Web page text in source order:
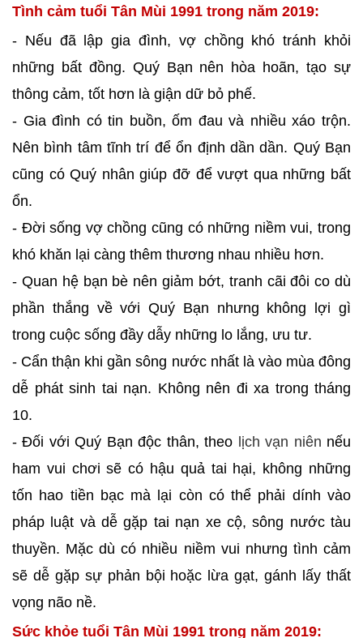
Tình cảm tuổi Tân Mùi 1991 trong năm 2019:
- Nếu đã lập gia đình, vợ chồng khó tránh khỏi
những bất đồng. Quý Bạn nên hòa hoãn, tạo sự
thông cảm, tốt hơn là giận dữ bỏ phế.
- Gia đình có tin buồn, ốm đau và nhiều xáo trộn.
Nên bình tâm tĩnh trí để ổn định dần dần. Quý Bạn
cũng có Quý nhân giúp đỡ để vượt qua những bất
ổn.
- Đời sống vợ chồng cũng có những niềm vui, trong
khó khăn lại càng thêm thương nhau nhiều hơn.
- Quan hệ bạn bè nên giảm bớt, tranh cãi đôi co dù
phần thắng về với Quý Bạn nhưng không lợi gì
trong cuộc sống đầy dẫy những lo lắng, ưu tư.
- Cẩn thận khi gần sông nước nhất là vào mùa đông
dễ phát sinh tai nạn. Không nên đi xa trong tháng
10.
- Đối với Quý Bạn độc thân, theo lịch vạn niên nếu
ham vui chơi sẽ có hậu quả tai hại, không những
tốn hao tiền bạc mà lại còn có thể phải dính vào
pháp luật và dễ gặp tai nạn xe cộ, sông nước tàu
thuyền. Mặc dù có nhiều niềm vui nhưng tình cảm
sẽ dễ gặp sự phản bội hoặc lừa gạt, gánh lấy thất
vọng não nề.
Sức khỏe tuổi Tân Mùi 1991 trong năm 2019: